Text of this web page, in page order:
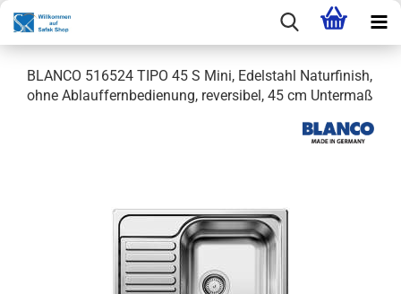
BLANCO 516524 TIPO 45 S Mini, Edelstahl Naturfinish,
ohne Ablauffernbedienung, reversibel, 45 cm Untermaß